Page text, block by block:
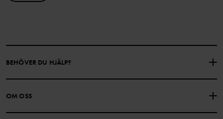
BEHÖVER DU HJÄLP?
PRESENTKORTSALDO KÖPVILLKOR
OM OSS